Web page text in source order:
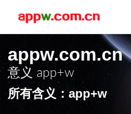
appw.com.cn
意义app+w
所有含义：app+w